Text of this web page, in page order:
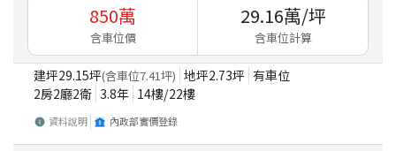
850萬
含車位價
29.16萬/坪
含車位計算
建坪29.15坪(含車位7.41坪) 地坪2.73坪 有車位
2房2廳2衛 3.8年 14樓/22樓
資料說明 內政部實價登錄